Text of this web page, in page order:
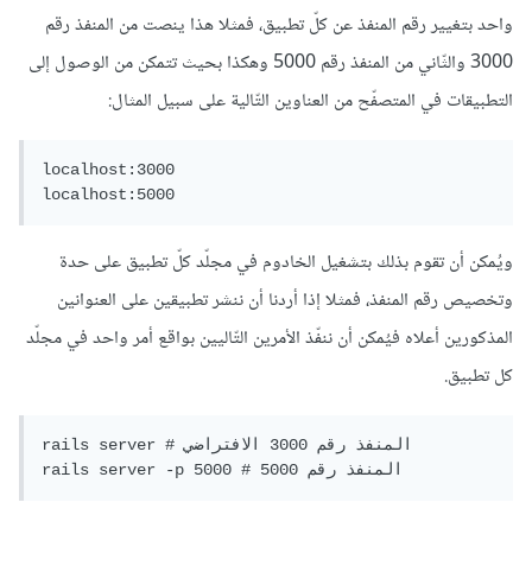
واحد بتغيير رقم المنفذ عن كلّ تطبيق، فمثلا هذا ينصت من المنفذ رقم
3000 والثّاني من المنفذ رقم 5000 وهكذا بحيث تتمكن من الوصول إلى
التطبيقات في المتصفّح من العناوين التّالية على سبيل المثال:
localhost:3000
localhost:5000
ويُمكن أن تقوم بذلك بتشغيل الخادوم في مجلّد كلّ تطبيق على حدة
وتخصيص رقم المنفذ، فمثلا إذا أردنا أن ننشر تطبيقين على العنوانين
المذكورين أعلاه فيُمكن أن ننفّذ الأمرين التّاليين بواقع أمر واحد في مجلّد
كل تطبيق.
rails server
# المنفذ رقم 3000 الافتراضي
rails server -p 5000